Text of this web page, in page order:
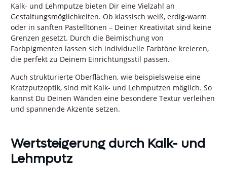
Kalk- und Lehmputze bieten Dir eine Vielzahl an
Gestaltungsmöglichkeiten. Ob klassisch weiß, erdig-warm
oder in sanften Pastelltönen – Deiner Kreativität sind keine
Grenzen gesetzt. Durch die Beimischung von
Farbpigmenten lassen sich individuelle Farbtöne kreieren,
die perfekt zu Deinem Einrichtungsstil passen.
Auch strukturierte Oberflächen, wie beispielsweise eine
Kratzputzoptik, sind mit Kalk- und Lehmputzen möglich. So
kannst Du Deinen Wänden eine besondere Textur verleihen
und spannende Akzente setzen.
Wertsteigerung durch Kalk- und
Lehmputz